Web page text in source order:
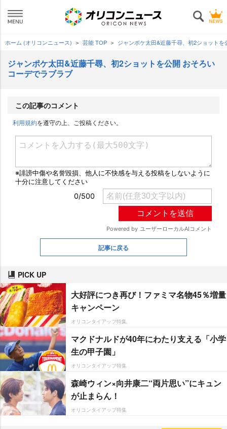
ホーム (オリコンニュース) 芸能 TOP ジャンポケ太田&近藤千尋、初2ショット
ジャンポケ太田&近藤千尋、初2ショットを公開 おそろい
コーデでラブラブ
この記事のコメント
利用規約を遵守の上、ご投稿ください。
記事に戻る
PICK UP
大好評につき再び！ファミマ名物45％増量
キャンペーン
オリコンタイアップ特集
マクドナルドが40年にわたり支える「小学
生の甲子園」
オリコンタイアップ特集
森崎ウィン×向井康二“両片思い”にキュン
が止まらん！
オリコンタイアップ特集